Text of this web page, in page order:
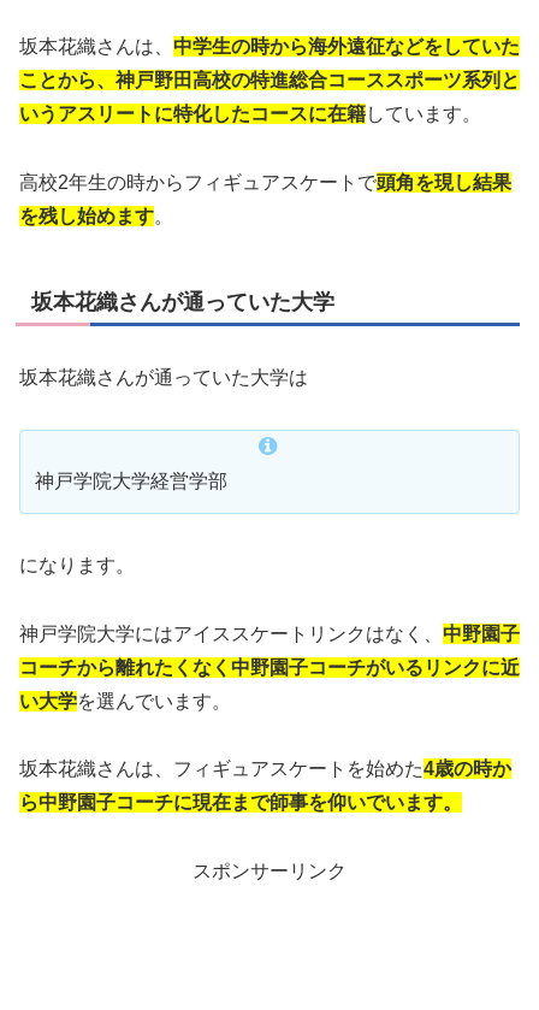
坂本花織さんは、 中学生の時から海外遠征などをしていた
ことから、神戸野田高校の特進総合コーススポーツ系列と
いうアスリートに特化したコースに在籍しています。
高校2年生の時からフィギュアスケートで頭角を現し結果
を残し始めます。
坂本花織さんが通っていた大学
坂本花織さんが通っていた大学は
神戸学院大学経営学部
になります。
神戸学院大学にはアイススケートリンクはなく、 中野園子
コーチから離れたくなく中野園子コーチがいるリンクに近
い大学を選んでいます。
坂本花織さんは、フィギュアスケートを始めた4歳の時か
ら中野園子コーチに現在まで師事を仰いでいます。
スポンサーリンク